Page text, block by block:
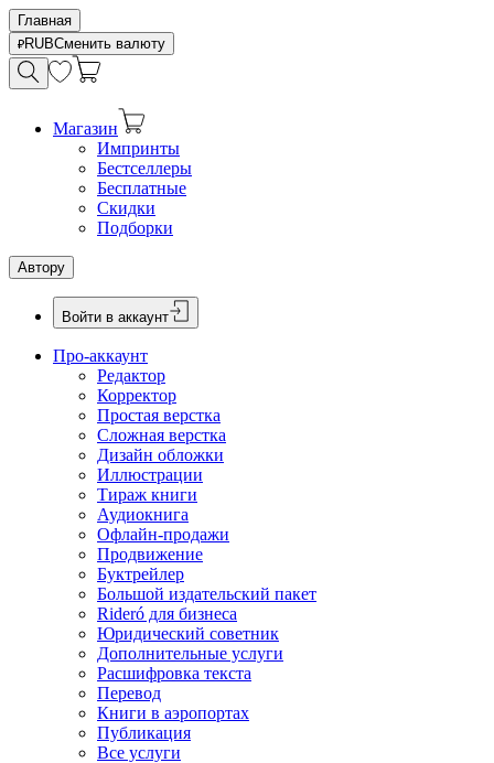
Главная
RUBСменить валюту
Магазин
Импринты
Бестселлеры
Бесплатные
Скидки
Подборки
Автору
Войти в аккаунт
Про-аккаунт
Редактор
Корректор
Простая верстка
Сложная верстка
Дизайн обложки
Иллюстрации
Тираж книги
Аудиокнига
Офлайн-продажи
Продвижение
Буктрейлер
Большой издательский пакет
Rideró для бизнеса
Юридический советник
Дополнительные услуги
Расшифровка текста
Перевод
Книги в аэропортах
Публикация
Все услуги